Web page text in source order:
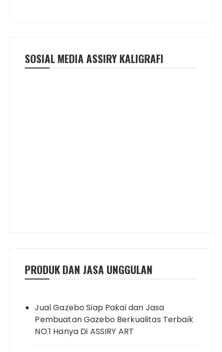
SOSIAL MEDIA ASSIRY KALIGRAFI
PRODUK DAN JASA UNGGULAN
Jual Gazebo Siap Pakai dan Jasa
Pembuatan Gazebo Berkualitas Terbaik
NO.1 Hanya Di ASSIRY ART